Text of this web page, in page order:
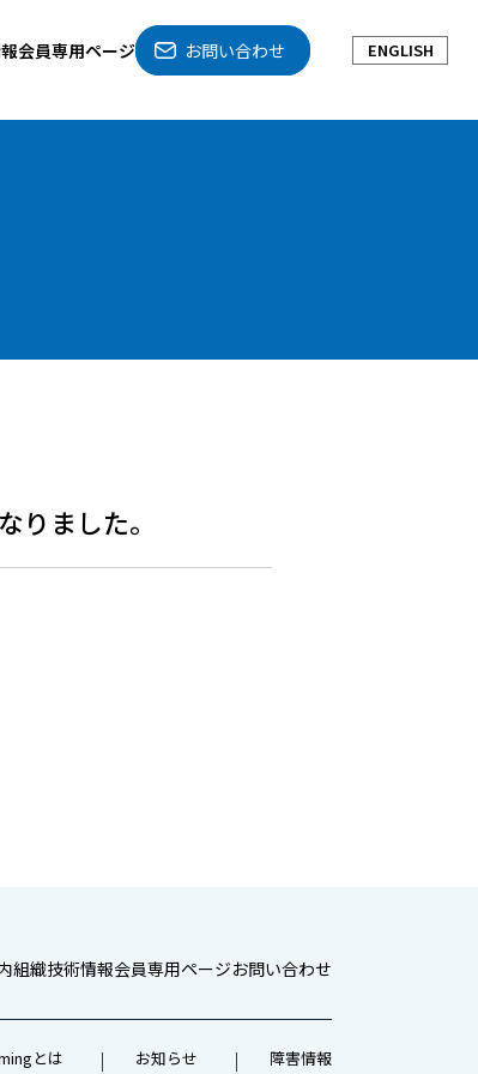
会員専用ページ お問い合わせ ENGLISH
ました。
組織技術情報会員専用ページお問い合わせ
とは お知らせ 障害情報